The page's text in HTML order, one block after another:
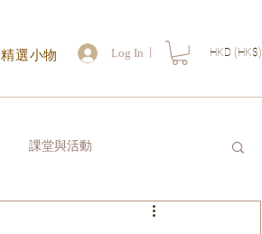
精選小物 Log In HKD (HK$)
課堂與活動
讀一封信送給自己